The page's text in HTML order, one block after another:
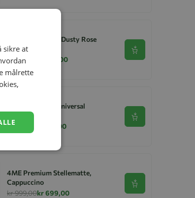
Lekematte, 4ME, Dusty Rose
kr 299,00 kr 169,00
Se produkt
4ME Myggnett Universal
kr 199,00 kr 159,00
Se produkt
4ME Premium Stellematte,
Cappuccino
kr 999,00kr 699,00
Se produkt
sikre at
målrette